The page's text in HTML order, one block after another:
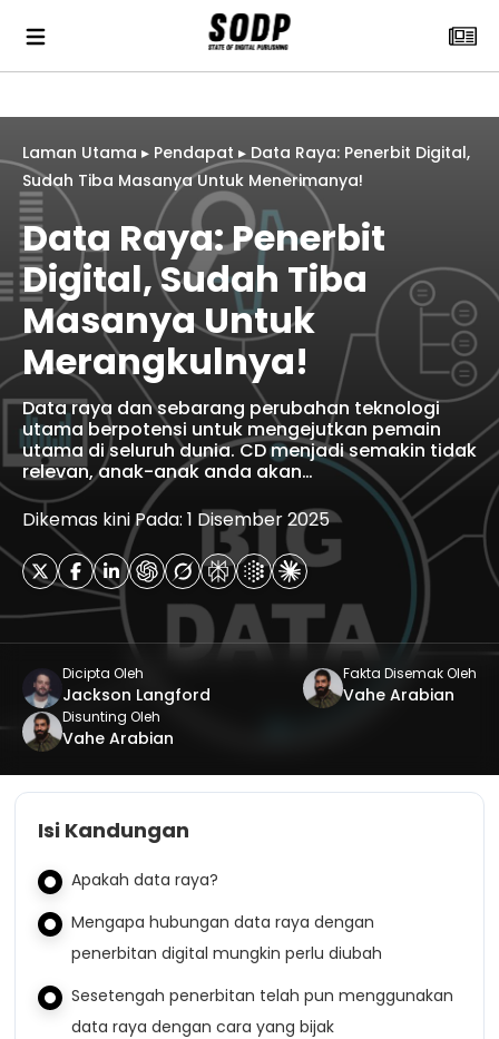
Laman Utama ▸ Pendapat ▸ Data Raya: Penerbit Digital,
Sudah Tiba Masanya Untuk Menerimanya!
Data Raya: Penerbit
Digital, Sudah Tiba
Masanya Untuk
Merangkulnya!
Data raya dan sebarang perubahan teknologi
utama berpotensi untuk mengejutkan pemain
utama di seluruh dunia. CD menjadi semakin tidak
relevan, anak-anak anda akan…
Dikemas kini Pada: 1 Disember 2025
Dicipta Oleh
Jackson Langford
Fakta Disemak Oleh
Vahe Arabian
Disunting Oleh
Vahe Arabian
Isi Kandungan
Apakah data raya?
Mengapa hubungan data raya dengan
penerbitan digital mungkin perlu diubah
Sesetengah penerbitan telah pun menggunakan
data raya dengan cara yang bijak